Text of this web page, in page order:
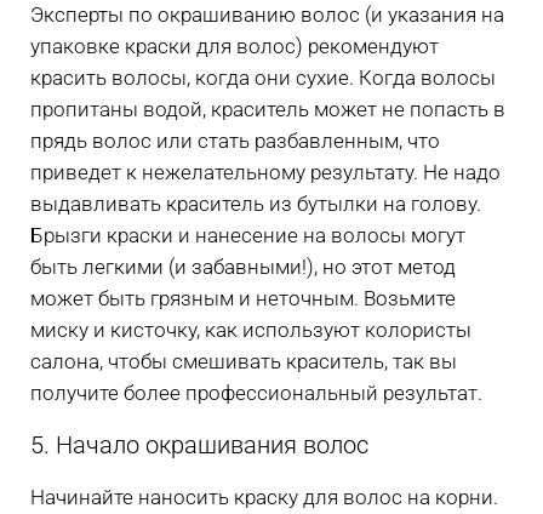
Эксперты по окрашиванию волос (и указания на
упаковке краски для волос) рекомендуют
красить волосы, когда они сухие. Когда волосы
пропитаны водой, краситель может не попасть в
прядь волос или стать разбавленным, что
приведет к нежелательному результату. Не надо
выдавливать краситель из бутылки на голову.
Брызги краски и нанесение на волосы могут
быть легкими (и забавными!), но этот метод
может быть грязным и неточным. Возьмите
миску и кисточку, как используют колористы
салона, чтобы смешивать краситель, так вы
получите более профессиональный результат.
5. Начало окрашивания волос
Начинайте наносить краску для волос на корни.